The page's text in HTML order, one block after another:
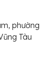
phường
Tàu